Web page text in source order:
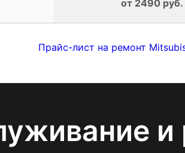
от 2490 руб.
Прайс-лист на ремонт
и